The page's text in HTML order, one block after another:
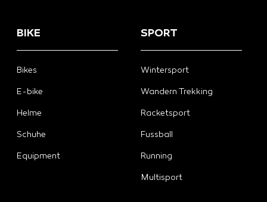
BIKE
Bikes
E-bike
Helme
Schuhe
Equipment
SPORT
Wintersport
Wandern Trekking
Racketsport
Fussball
Running
Multisport